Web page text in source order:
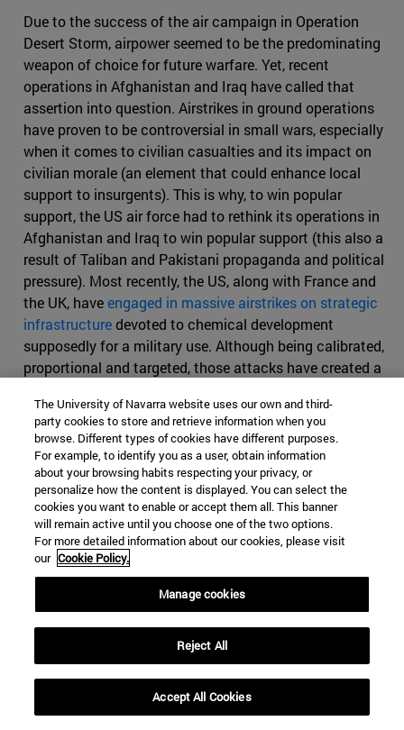
Due to the success of the air campaign in Operation
Desert Storm, airpower seemed to be the predominating
weapon of choice for future warfare. Yet, recent
operations in Afghanistan and Iraq have called that
assertion into question. Airstrikes in ground operations
have proven to be controversial in small wars, especially
when it comes to civilian casualties and its impact on
civilian morale (an element that could enhance local
support to insurgents). This is why, to win popular
support, the US air force had to rethink its operations in
Afghanistan and Iraq to win popular support (this also a
result of Taliban and Pakistani propaganda and political
pressure). Most recently, the US, along with France and
the UK, haveengaged in massive airstrikes on strategic
infrastructuredevoted to chemical development
supposedly for a military use. Although being calibrated,
proportional and targeted, those attacks have created a
society. As such, the future environment seems certain
to further limit the kind of strikes it can make with
airpower and missiles.
Consequently, technologically superior air assets
nowadays face significant challenges in engaging
dispersed and oftentimes unseen opponents. The Air
Force must determine how modern airpower can
successfully engage an irregular opponent. Air power,
the “strategic panacea” of Western policymakers (Maxey,
does against rural insurgents. Although tactical Predator
strikes and aerial reconnaissance may have shifted the
street-to-street fighting against Daesh, such operations
are severely limited within expansive megacities. The
The University of Navarra website uses our own and third-
party cookies to store and retrieve information when you
browse. Different types of cookies have different purposes.
For example, to identify you as a user, obtain information
about your browsing habits respecting your privacy, or
personalize how the content is displayed. You can select the
cookies you want to enable or accept them all. This banner
will remain active until you choose one of the two options.
For more detailed information about our cookies, please visit
our Cookie Policy.
Manage cookies
Reject All
Accept All Cookies